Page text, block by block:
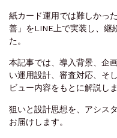
紙カード運用では難しかっ
善」をLINE上で実装し、継
た。
本記事では、導入背景、企
い運用設計、審査対応、そ
ビュー内容をもとに解説しま
狙いと設計思想を、アシス
お届けします。